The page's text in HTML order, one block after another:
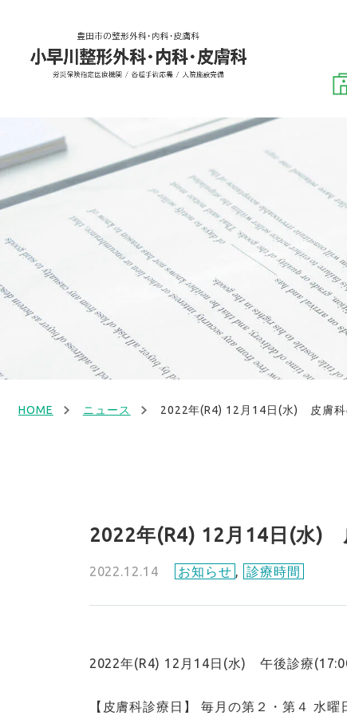
HOME ニュース 2022年(R4) 12月14日(水) 皮膚科
2022年(R4) 12月14日(水)
2022.12.14 お知らせ , 診療時間
2022年(R4) 12月14日(水) 午後診療
【皮膚科診療日】 毎月の第２・第４ 水